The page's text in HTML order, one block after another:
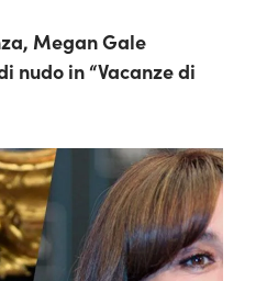
Megan Gale
nudo in “Vacanze di